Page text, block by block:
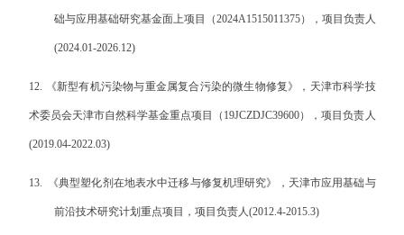
础与应用基础研究基金面上项目（2024A1515011375）， 项目负责人
(2024.01-2026.12)
12. 《新型有机污染物与重金属复合污染的微生物修复》，天津市科学技
术委员会天津市自然科学基金重点项目（ 19JCZDJC39600），项目负责人
(2019.04-2022.03)
13. 《典型塑化剂在地表水中迁移与修复机理研究》，天津市应用基础与
前沿技术研究计划重点项目，项目负责人(2012.4-2015.3)